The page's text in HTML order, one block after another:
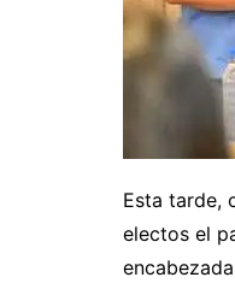
Esta tarde,
electos el